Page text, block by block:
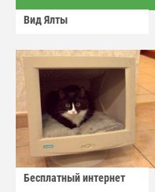
Вид Ялты
Бесплатный интернет